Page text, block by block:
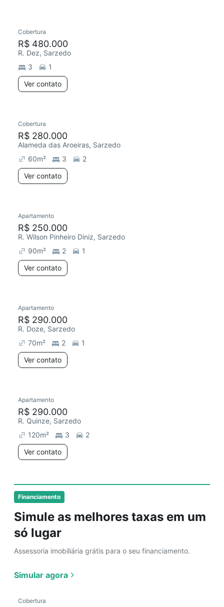
Financiamento
Simule as melhores taxas em um
só lugar
Assessoria imobiliária grátis para o seu financiamento.
Simular agora
Cobertura
R$ 480.000
R. Dez, Sarzedo
3
1
Ver contato
Cobertura
R$ 280.000
Alameda das Aroeiras, Sarzedo
60m² 3
2
Ver contato
Apartamento
R$ 250.000
R. Wilson Pinheiro Diniz, Sarzedo
90m² 2
1
Ver contato
Apartamento
R$ 290.000
R. Doze, Sarzedo
70m² 2
1
Ver contato
Apartamento
R$ 290.000
R. Quinze, Sarzedo
120m² 3
2
Ver contato
Cobertura